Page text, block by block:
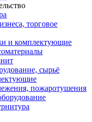
торговое
и комплектующие
сырьё
пожаротушения